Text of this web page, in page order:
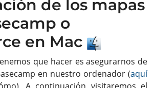
de los mapas
o
en Mac
que hacer es asegurarnos de
en nuestro ordenador (aquí